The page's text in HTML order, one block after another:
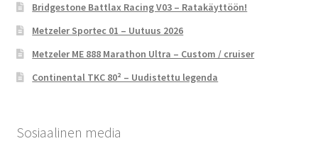
Bridgestone Battlax Racing V03 – Ratakäyttöön!
Metzeler Sportec 01 – Uutuus 2026
Metzeler ME 888 Marathon Ultra – Custom / cruiser
Continental TKC 80² – Uudistettu legenda
Sosiaalinen media